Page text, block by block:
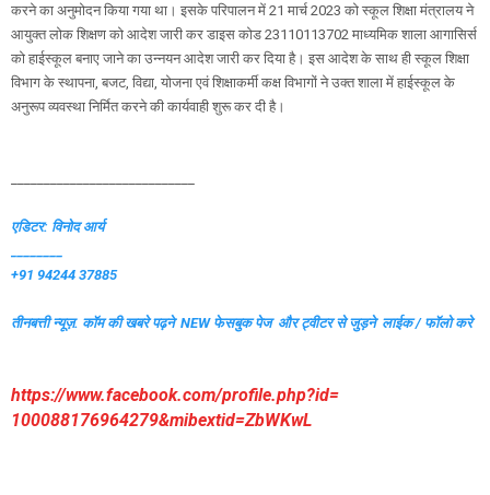
करने का अनुमोदन किया गया था। इसके परिपालन में 21 मार्च 2023 को स्कूल शिक्षा मंत्रालय ने
आयुक्त लोक शिक्षण को आदेश जारी कर डाइस कोड 23110113702 माध्यमिक शाला आगासिर्स
को हाईस्कूल बनाए जाने का उन्नयन आदेश जारी कर दिया है। इस आदेश के साथ ही स्कूल शिक्षा
विभाग के स्थापना, बजट, विद्या, योजना एवं शिक्षाकर्मी कक्ष विभागों ने उक्त शाला में हाईस्कूल के
अनुरूप व्यवस्था निर्मित करने की कार्यवाही शुरू कर दी है।
एडिटर: विनोद आर्य
+91 94244 37885
तीनबत्ती न्यूज़. कॉम की खबरे पढ़नेNEW फेसबुक पेज और ट्वीटर से जुड़ने लाईक / फॉलो करे
https://www.facebook.com/profile.php?id=
100088176964279&mibextid=ZbWKwL